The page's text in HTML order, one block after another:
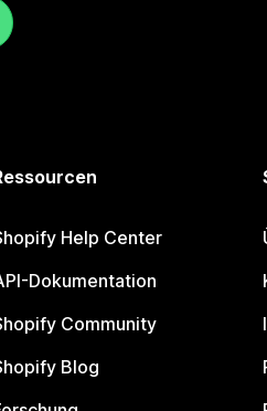
Help Center
Dokumentation
Community
Blog